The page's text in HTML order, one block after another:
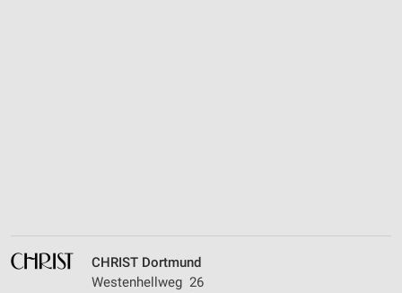
CHRIST Dortmund
Westenhellweg 26